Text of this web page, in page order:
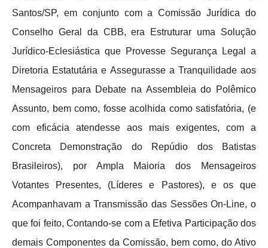
Santos/SP, em conjunto com a Comissão Jurídica do
Conselho Geral da CBB, era Estruturar uma Solução
Jurídico-Eclesiástica que Provesse Segurança Legal a
Diretoria Estatutária e Assegurasse a Tranquilidade aos
Mensageiros para Debate na Assembleia do Polêmico
Assunto, bem como, fosse acolhida como satisfatória, (e
com eficácia atendesse aos mais exigentes, com a
Concreta Demonstração do Repúdio dos Batistas
Brasileiros), por Ampla Maioria dos Mensageiros
Votantes Presentes, (Líderes e Pastores), e os que
Acompanhavam a Transmissão das Sessões On-Line, o
que foi feito, Contando-se com a Efetiva Participação dos
demais Componentes da Comissão, bem como, do Ativo